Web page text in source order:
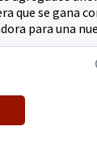
que se gana
para una